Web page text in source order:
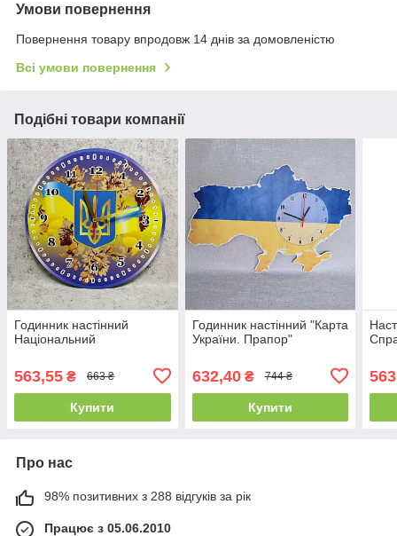
Умови повернення
Повернення товару впродовж 14 днів за домовленістю
Всі умови повернення
Подібні товари компанії
Годинник настінний
Національний
563,55 ₴ 663 ₴
Купити
Годинник настінний "Карта
України. Прапор"
632,40₴ 744 ₴
Купити
Про нас
98% позитивних з 288 відгуків за рік
Працює з 05.06.2010